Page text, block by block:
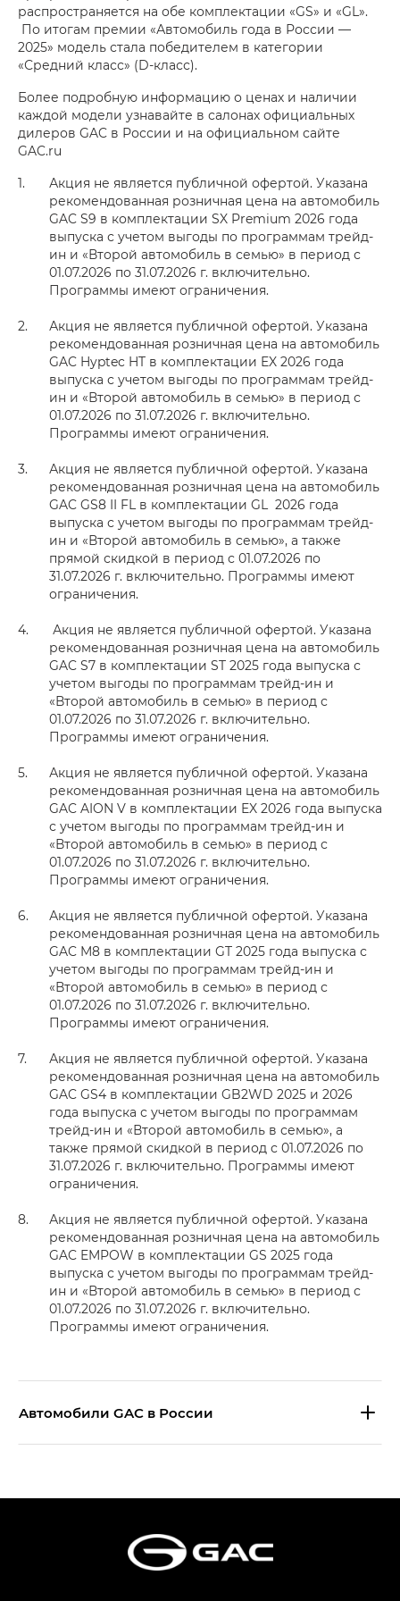
распространяется на обе комплектации «GS» и «GL».
По итогам премии «Автомобиль года в России —
2025» модель стала победителем в категории
«Средний класс» (D-класс).
Более подробную информацию о ценах и наличии
каждой модели узнавайте в салонах официальных
дилеров GAC в России и на официальном сайте
GAC.ru
Акция не является публичной офертой. Указана
рекомендованная розничная цена на автомобиль
GAC S9 в комплектации SX Premium 2026 года
выпуска с учетом выгоды по программам трейд-
ин и «Второй автомобиль в семью» в период с
01.07.2026 по 31.07.2026 г. включительно.
Программы имеют ограничения.
Акция не является публичной офертой. Указана
рекомендованная розничная цена на автомобиль
GAC Hyptec HT в комплектации EX 2026 года
выпуска с учетом выгоды по программам трейд-
ин и «Второй автомобиль в семью» в период с
01.07.2026 по 31.07.2026 г. включительно.
Программы имеют ограничения.
Акция не является публичной офертой. Указана
рекомендованная розничная цена на автомобиль
GAC GS8 II FL в комплектации GL 2026 года
выпуска с учетом выгоды по программам трейд-
ин и «Второй автомобиль в семью», а также
прямой скидкой в период с 01.07.2026 по
31.07.2026 г. включительно. Программы имеют
ограничения.
Акция не является публичной офертой. Указана
рекомендованная розничная цена на автомобиль
GAC S7 в комплектации ST 2025 года выпуска с
учетом выгоды по программам трейд-ин и
«Второй автомобиль в семью» в период с
01.07.2026 по 31.07.2026 г. включительно.
Программы имеют ограничения.
Акция не является публичной офертой. Указана
рекомендованная розничная цена на автомобиль
GAC AION V в комплектации EX 2026 года выпуска
с учетом выгоды по программам трейд-ин и
«Второй автомобиль в семью» в период с
01.07.2026 по 31.07.2026 г. включительно.
Программы имеют ограничения.
Акция не является публичной офертой. Указана
рекомендованная розничная цена на автомобиль
GAC M8 в комплектации GT 2025 года выпуска с
учетом выгоды по программам трейд-ин и
«Второй автомобиль в семью» в период с
01.07.2026 по 31.07.2026 г. включительно.
Программы имеют ограничения.
Акция не является публичной офертой. Указана
рекомендованная розничная цена на автомобиль
GAC GS4 в комплектации GB2WD 2025 и 2026
года выпуска с учетом выгоды по программам
трейд-ин и «Второй автомобиль в семью», а
также прямой скидкой в период с 01.07.2026 по
31.07.2026 г. включительно. Программы имеют
ограничения.
Акция не является публичной офертой. Указана
рекомендованная розничная цена на автомобиль
GAC EMPOW в комплектации GS 2025 года
выпуска с учетом выгоды по программам трейд-
ин и «Второй автомобиль в семью» в период с
01.07.2026 по 31.07.2026 г. включительно.
Программы имеют ограничения.
Aвтомобили GAC в России
Эс Икс ПРЕМИУМ — SX PREMIUM
S7 — Эс 7 (S7) в комплектациях
Эс Икс ПРЕМИУМ — SX PREMIUM, Эс Тэ — ST